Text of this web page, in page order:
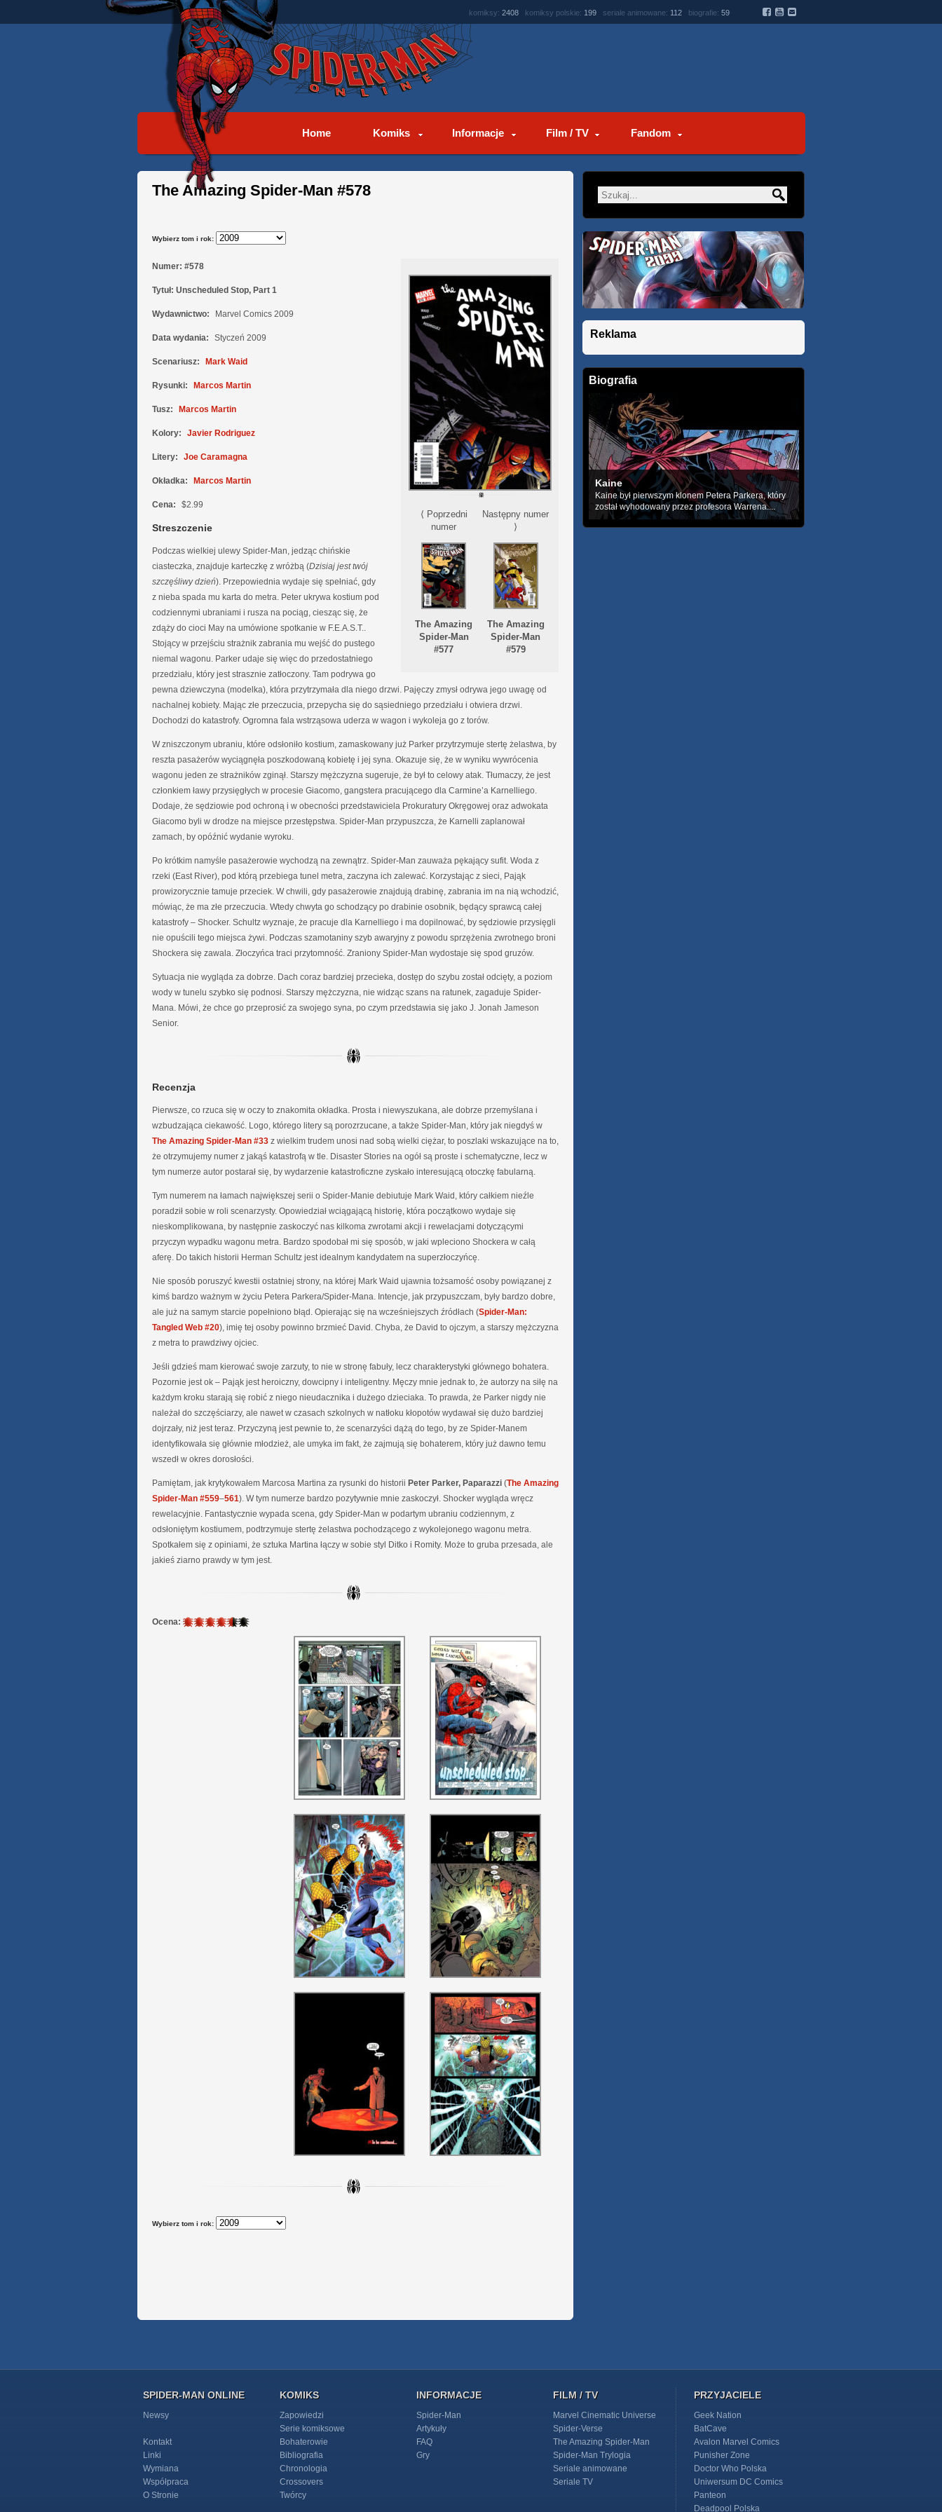
komiksy: 2408 komiksy polskie: 199 seriale animowane: 112 biografie: 59
Home Komiks Informacje Film / TV Fandom
The Amazing Spider-Man #578
Wybierz tom i rok:
⟨ Poprzedni
numer
The Amazing
Spider-Man
#577
Następny numer
⟩
The Amazing
Spider-Man
#579
Numer: #578
Tytuł: Unscheduled Stop, Part 1
Wydawnictwo: Marvel Comics 2009
Data wydania: Styczeń 2009
Scenariusz: Mark Waid
Rysunki: Marcos Martin
Tusz: Marcos Martin
Kolory: Javier Rodriguez
Litery: Joe Caramagna
Okładka: Marcos Martin
Cena: $2.99
Streszczenie
Podczas wielkiej ulewy Spider-Man, jedząc chińskie
ciasteczka, znajduje karteczkę z wróżbą (Dzisiaj jest twój
szczęśliwy dzień). Przepowiednia wydaje się spełniać, gdy
z nieba spada mu karta do metra. Peter ukrywa kostium pod
codziennymi ubraniami i rusza na pociąg, ciesząc się, że
zdąży do cioci May na umówione spotkanie w F.E.A.S.T..
Stojący w przejściu strażnik zabrania mu wejść do pustego
niemal wagonu. Parker udaje się więc do przedostatniego
przedziału, który jest strasznie zatłoczony. Tam podrywa go
pewna dziewczyna (modelka), która przytrzymała dla niego drzwi. Pajęczy zmysł odrywa jego uwagę od
nachalnej kobiety. Mając złe przeczucia, przepycha się do sąsiedniego przedziału i otwiera drzwi.
Dochodzi do katastrofy. Ogromna fala wstrząsowa uderza w wagon i wykoleja go z torów.
W zniszczonym ubraniu, które odsłoniło kostium, zamaskowany już Parker przytrzymuje stertę żelastwa, by
reszta pasażerów wyciągnęła poszkodowaną kobietę i jej syna. Okazuje się, że w wyniku wywrócenia
wagonu jeden ze strażników zginął. Starszy mężczyzna sugeruje, że był to celowy atak. Tłumaczy, że jest
członkiem ławy przysięgłych w procesie Giacomo, gangstera pracującego dla Carmine’a Karnelliego.
Dodaje, że sędziowie pod ochroną i w obecności przedstawiciela Prokuratury Okręgowej oraz adwokata
Giacomo byli w drodze na miejsce przestępstwa. Spider-Man przypuszcza, że Karnelli zaplanował
zamach, by opóźnić wydanie wyroku.
Po krótkim namyśle pasażerowie wychodzą na zewnątrz. Spider-Man zauważa pękający sufit. Woda z
rzeki (East River), pod którą przebiega tunel metra, zaczyna ich zalewać. Korzystając z sieci, Pająk
prowizorycznie tamuje przeciek. W chwili, gdy pasażerowie znajdują drabinę, zabrania im na nią wchodzić,
mówiąc, że ma złe przeczucia. Wtedy chwyta go schodzący po drabinie osobnik, będący sprawcą całej
katastrofy – Shocker. Schultz wyznaje, że pracuje dla Karnelliego i ma dopilnować, by sędziowie przysięgli
nie opuścili tego miejsca żywi. Podczas szamotaniny szyb awaryjny z powodu sprzężenia zwrotnego broni
Shockera się zawala. Złoczyńca traci przytomność. Zraniony Spider-Man wydostaje się spod gruzów.
Sytuacja nie wygląda za dobrze. Dach coraz bardziej przecieka, dostęp do szybu został odcięty, a poziom
wody w tunelu szybko się podnosi. Starszy mężczyzna, nie widząc szans na ratunek, zagaduje Spider-
Mana. Mówi, że chce go przeprosić za swojego syna, po czym przedstawia się jako J. Jonah Jameson
Senior.
Recenzja
Pierwsze, co rzuca się w oczy to znakomita okładka. Prosta i niewyszukana, ale dobrze przemyślana i
wzbudzająca ciekawość. Logo, którego litery są porozrzucane, a także Spider-Man, który jak niegdyś w
The Amazing Spider-Man #33 z wielkim trudem unosi nad sobą wielki ciężar, to poszlaki wskazujące na to,
że otrzymujemy numer z jakąś katastrofą w tle. Disaster Stories na ogół są proste i schematyczne, lecz w
tym numerze autor postarał się, by wydarzenie katastroficzne zyskało interesującą otoczkę fabularną.
Tym numerem na łamach największej serii o Spider-Manie debiutuje Mark Waid, który całkiem nieźle
poradził sobie w roli scenarzysty. Opowiedział wciągającą historię, która początkowo wydaje się
nieskomplikowana, by następnie zaskoczyć nas kilkoma zwrotami akcji i rewelacjami dotyczącymi
przyczyn wypadku wagonu metra. Bardzo spodobał mi się sposób, w jaki wpleciono Shockera w całą
aferę. Do takich historii Herman Schultz jest idealnym kandydatem na superzłoczyńcę.
Nie sposób poruszyć kwestii ostatniej strony, na której Mark Waid ujawnia tożsamość osoby powiązanej z
kimś bardzo ważnym w życiu Petera Parkera/Spider-Mana. Intencje, jak przypuszczam, były bardzo dobre,
ale już na samym starcie popełniono błąd. Opierając się na wcześniejszych źródłach (Spider-Man:
Tangled Web #20), imię tej osoby powinno brzmieć David. Chyba, że David to ojczym, a starszy mężczyzna
z metra to prawdziwy ojciec.
Jeśli gdzieś mam kierować swoje zarzuty, to nie w stronę fabuły, lecz charakterystyki głównego bohatera.
Pozornie jest ok – Pająk jest heroiczny, dowcipny i inteligentny. Męczy mnie jednak to, że autorzy na siłę na
każdym kroku starają się robić z niego nieudacznika i dużego dzieciaka. To prawda, że Parker nigdy nie
należał do szczęściarzy, ale nawet w czasach szkolnych w natłoku kłopotów wydawał się dużo bardziej
dojrzały, niż jest teraz. Przyczyną jest pewnie to, że scenarzyści dążą do tego, by ze Spider-Manem
identyfikowała się głównie młodzież, ale umyka im fakt, że zajmują się bohaterem, który już dawno temu
wszedł w okres dorosłości.
Pamiętam, jak krytykowałem Marcosa Martina za rysunki do historii Peter Parker, Paparazzi (The Amazing
Spider-Man #559–561). W tym numerze bardzo pozytywnie mnie zaskoczył. Shocker wygląda wręcz
rewelacyjnie. Fantastycznie wypada scena, gdy Spider-Man w podartym ubraniu codziennym, z
odsłoniętym kostiumem, podtrzymuje stertę żelastwa pochodzącego z wykolejonego wagonu metra.
Spotkałem się z opiniami, że sztuka Martina łączy w sobie styl Ditko i Romity. Może to gruba przesada, ale
jakieś ziarno prawdy w tym jest.
Ocena: 4.5
Wybierz tom i rok:
Reklama
Biografia
Kaine
Kaine był pierwszym klonem Petera Parkera, który
został wyhodowany przez profesora Warrena....
SPIDER-MAN ONLINE
Newsy
Kontakt
Linki
Wymiana
Współpraca
O Stronie
KOMIKS
Zapowiedzi
Serie komiksowe
Bohaterowie
Bibliografia
Chronologia
Crossovers
Twórcy
INFORMACJE
Spider-Man
Artykuły
FAQ
Gry
FILM / TV
Marvel Cinematic Universe
Spider-Verse
The Amazing Spider-Man
Spider-Man Trylogia
Seriale animowane
Seriale TV
PRZYJACIELE
Geek Nation
BatCave
Avalon Marvel Comics
Punisher Zone
Doctor Who Polska
Uniwersum DC Comics
Panteon
Deadpool Polska